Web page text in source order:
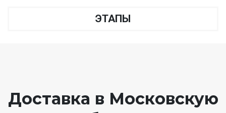
ЭТАПЫ
Доставка в Московскую